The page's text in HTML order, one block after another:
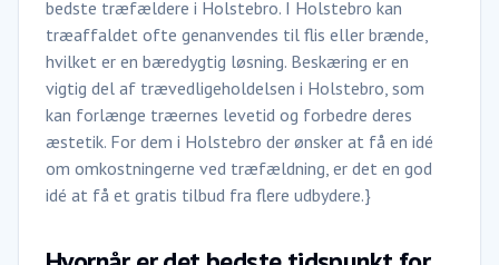
bedste træfældere i Holstebro. I Holstebro kan
træaffaldet ofte genanvendes til flis eller brænde,
hvilket er en bæredygtig løsning. Beskæring er en
vigtig del af trævedligeholdelsen i Holstebro, som
kan forlænge træernes levetid og forbedre deres
æstetik. For dem i Holstebro der ønsker at få en idé
om omkostningerne ved træfældning, er det en god
idé at få et gratis tilbud fra flere udbydere.}